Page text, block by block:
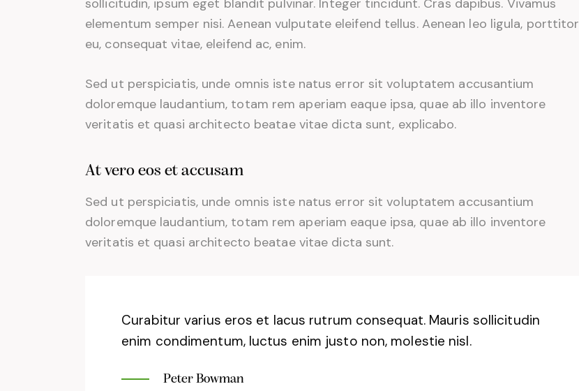
sollicitudin, ipsum eget blandit pulvinar. Integer tincidunt. Cras dapibus. Vivamus
elementum semper nisi. Aenean vulputate eleifend tellus. Aenean leo ligula, porttitor
eu, consequat vitae, eleifend ac, enim.
Sed ut perspiciatis, unde omnis iste natus error sit voluptatem accusantium
doloremque laudantium, totam rem aperiam eaque ipsa, quae ab illo inventore
veritatis et quasi architecto beatae vitae dicta sunt, explicabo.
At vero eos et accusam
Sed ut perspiciatis, unde omnis iste natus error sit voluptatem accusantium
doloremque laudantium, totam rem aperiam eaque ipsa, quae ab illo inventore
veritatis et quasi architecto beatae vitae dicta sunt.
Curabitur varius eros et lacus rutrum consequat. Mauris sollicitudin
enim condimentum, luctus enim justo non, molestie nisl.
Peter Bowman